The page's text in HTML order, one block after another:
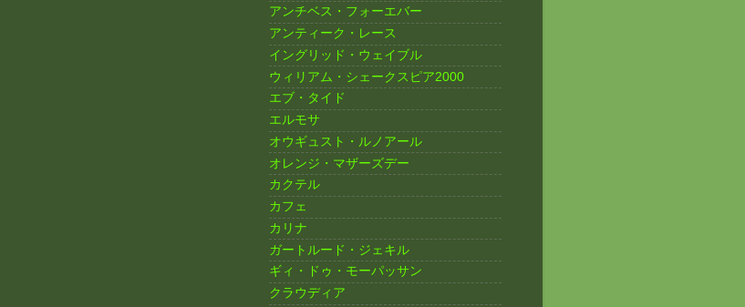
アンチベス・フォーエバー
アンティーク・レース
イングリッド・ウェイブル
ウィリアム・シェークスピア2000
エブ・タイド
エルモサ
オウギュスト・ルノアール
オレンジ・マザーズデー
カクテル
カフェ
カリナ
ガートルード・ジェキル
ギィ・ドゥ・モーパッサン
クラウディア